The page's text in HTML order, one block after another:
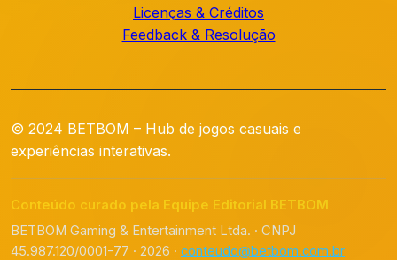
Licenças & Créditos
Feedback & Resolução
© 2024 BETBOM – Hub de jogos casuais e
experiências interativas.
Conteúdo curado pela Equipe Editorial BETBOM
BETBOM Gaming & Entertainment Ltda. · CNPJ
45.987.120/0001-77 · 2026 · conteudo@betbom.com.br